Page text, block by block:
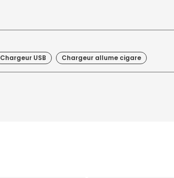
Chargeur USB Chargeur allume cigare